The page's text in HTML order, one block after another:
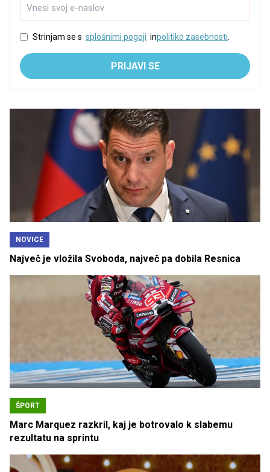
Strinjam se s splošnimi pogoji inpolitiko zasebnosti.
PRIJAVI SE
NOVICE
Največ je vložila Svoboda, največ pa dobila Resnica
ŠPORT
Marc Marquez razkril, kaj je botrovalo k slabemu
rezultatu na sprintu